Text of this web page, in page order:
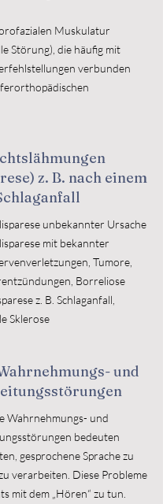
Muskulatur
Störung), die häufig mit
verbunden
z. B. nach einem
unbekannter Ursache
mit bekannter
Tumore,
Borreliose
z. B. Schlaganfall,
Sklerose
und
Wahrnehmungs- und
bedeuten
gesprochene Sprache zu
verarbeiten. Diese Probleme
mit dem „Hören“ zu tun.